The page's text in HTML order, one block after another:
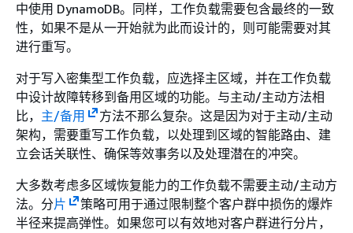
中使用 DynamoDB。同样，工作负载需要包含最终的一致
性，如果不是从一开始就为此而设计的，则可能需要对其
进行重写。
对于写入密集型工作负载，应选择主区域，并在工作负载
中设计故障转移到备用区域的功能。与主动/主动方法相
比， 主/备用
方法不那么复杂。这是因为对于主动/主动
架构，需要重写工作负载，以处理到区域的智能路由、建
立会话关联性、确保等效事务以及处理潜在的冲突。
大多数考虑多区域恢复能力的工作负载不需要主动/主动方
法。分片
策略可用于通过限制整个客户群中损伤的爆炸
半径来提高弹性。如果您可以有效地对客户群进行分片，